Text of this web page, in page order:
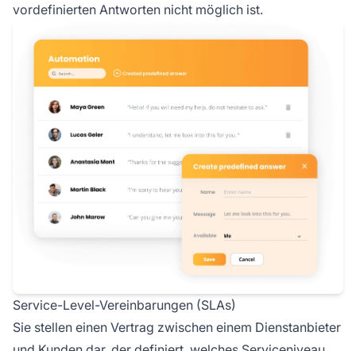
vordefinierten Antworten nicht möglich ist.
Service-Level-Vereinbarungen (SLAs)
Sie stellen einen Vertrag zwischen einem Dienstanbieter